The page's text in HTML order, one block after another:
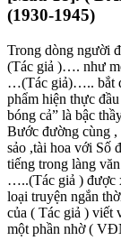
(1930-1945)
Trong dòng người
(Tác giả )…. như
…(Tác giả)….. bắt
phẩm hiện thực
bóng cả” là bậc
Bước đường cùng
sảo ,tài hoa với Số
tiếng trong làng
…..(Tác giả ) được
loại truyện ngắn
của ( Tác giả )
một phần nhờ (